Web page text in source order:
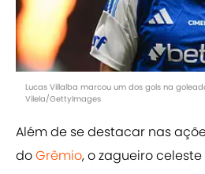
Lucas Villalba marcou um dos gols na
Vilela/GettyImages
Além de se destacar nas
doGrêmio, o zagueiro